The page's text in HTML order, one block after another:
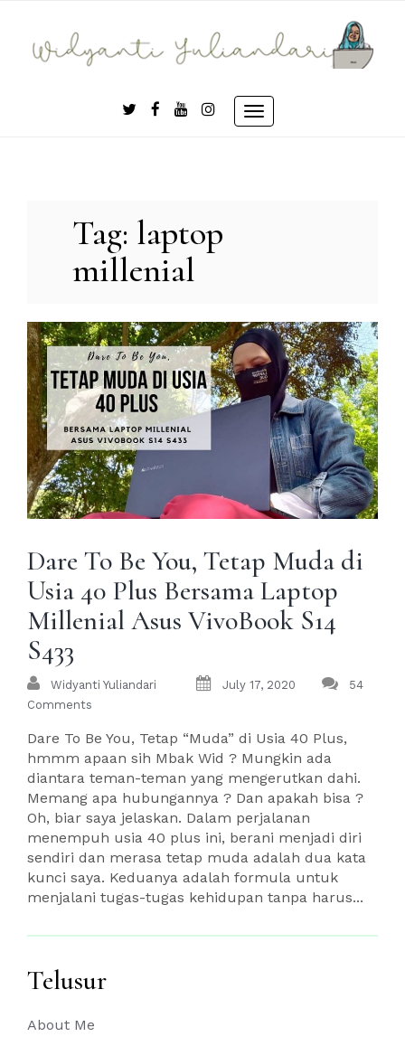
content
Toggle
Tag: laptop
millenial
Dare To Be You, Tetap Muda di
Usia 40 Plus Bersama Laptop
Millenial Asus VivoBook S14
S433
Widyanti Yuliandari July 17, 2020
54
Comments
Dare To Be You, Tetap “Muda” di Usia 40 Plus,
hmmm apaan sih Mbak Wid ? Mungkin ada
diantara teman-teman yang mengerutkan dahi.
Memang apa hubungannya ? Dan apakah bisa ?
Oh, biar saya jelaskan. Dalam perjalanan
menempuh usia 40 plus ini, berani menjadi diri
sendiri dan merasa tetap muda adalah dua kata
kunci saya. Keduanya adalah formula untuk
menjalani tugas-tugas kehidupan tanpa harus...
Telusur
About Me